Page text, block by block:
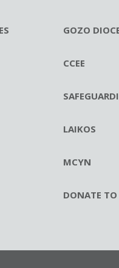
GOZO
CCEE
LAIKOS
MCYN
DONATE TO